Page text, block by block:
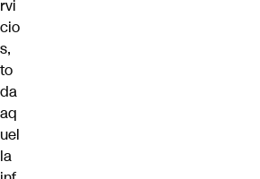
rvi
cio
s,
to
da
aq
uel
la